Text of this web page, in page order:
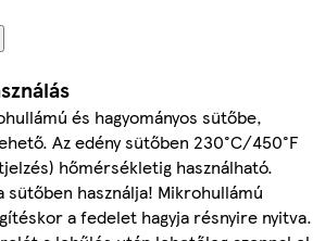
és hagyományos sütőbe,
Az edény sütőben 230°C/450°F
hőmérsékletig használható.
sütőben használja! Mikrohullámú
a fedelet hagyja résnyire nyitva.